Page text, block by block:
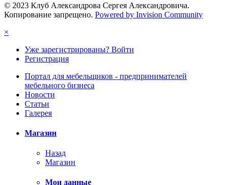
© 2023 Клуб Александрова Сергея Александровича.
Копирование запрещено. Powered by Invision Community
×
Уже зарегистрированы? Войти
Регистрация
Портал для мебельщиков - предпринимателей
мебельного бизнеса
Новости
Статьи
Галерея
Магазин
Назад
Магазин
Мои данные